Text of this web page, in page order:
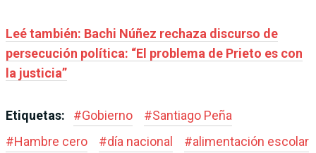
Leé también: Bachi Núñez rechaza discurso de
persecución política: “El problema de Prieto es con
la justicia”
Etiquetas: #Gobierno #Santiago Peña
#Hambre cero #día nacional #alimentación escolar